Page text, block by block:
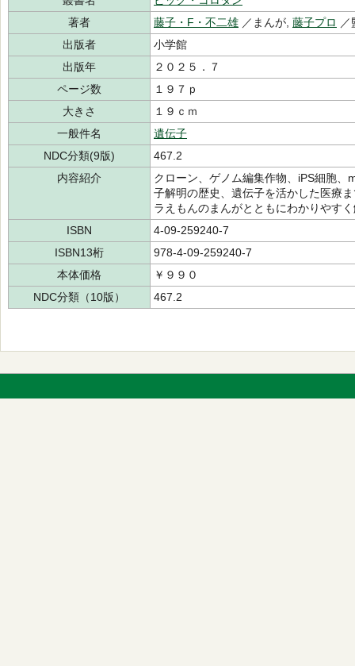
著者
藤子・F・不二雄 ／まんが, 藤子プロ
出版者
小学館
出版年
２０２５．７
ページ数
１９７ｐ
大きさ
１９ｃｍ
一般件名
遺伝子
NDC分類(9版)
467.2
内容紹介
クローン、ゲノム編集作物、iPS細胞
子解明の歴史、遺伝子を活かした医療
ラえもんのまんがとともにわかりやす
ISBN
4-09-259240-7
ISBN13桁
978-4-09-259240-7
本体価格
￥９９０
NDC分類（10版）
467.2